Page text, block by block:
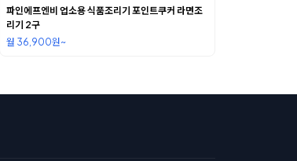
파인에프엔비 업소용 식품조리기 포인트쿠커 라면조
리기 2구
월 36,900원~